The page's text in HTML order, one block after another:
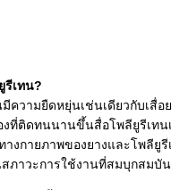
รีเทน?
มีความยืดหยุ่นเช่นเดียวกับเ
ที่ติดทนนานขึ้นสื่อโพลียูรีเทน
งกายภาพของยางและโพลียู
ภาวะการใช้งานที่สมบุกสมบัน